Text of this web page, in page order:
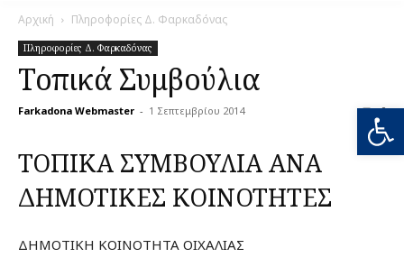
Αρχική Πληροφορίες Δ. Φαρκαδόνας
Πληροφορίες Δ. Φαρκαδόνας
Τοπικά Συμβούλια
Farkadona Webmaster - 1 Σεπτεμβρίου 2014 0
ΤΟΠΙΚΑ ΣΥΜΒΟΥΛΙΑ ΑΝΑ
ΔΗΜΟΤΙΚΕΣ ΚΟΙΝΟΤΗΤΕΣ
ΔΗΜΟΤΙΚΗ ΚΟΙΝΟΤΗΤΑ ΟΙΧΑΛΙΑΣ